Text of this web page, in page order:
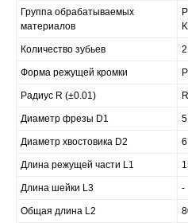
Группа обрабатываемых
материалов
Количество зубьев 2
Форма режущей кромки
Радиус R (±0.01)
Диаметр фрезы D1 5
Диаметр хвостовика D2 6
Длина режущей части L1
Длина шейки L3 -
Общая длина L2